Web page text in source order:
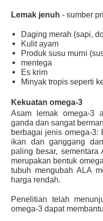
Lemak jenuh - sumber
Daging merah (sapi,
Kulit ayam
Produk susu murni
mentega
Es krim
Minyak tropis seperti
Kekuatan omega-3
Asam lemak omega-3
ganda dan sangat
berbagai jenis omega-3:
ikan dan ganggang
paling besar, sementara
merupakan bentuk
tubuh mengubah ALA
harga rendah.
Penelitian telah
omega-3 dapat